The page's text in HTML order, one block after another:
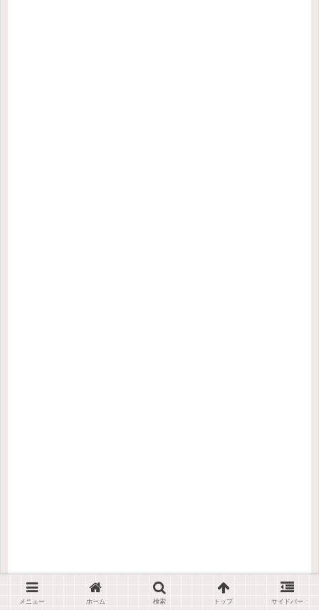
メニュー ホーム 検索 トップ サイドバー